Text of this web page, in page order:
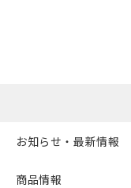
お知らせ・最新情報
商品情報